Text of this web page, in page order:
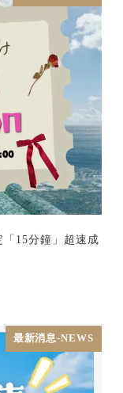
15分鐘」超速成
最新消息-NEWS